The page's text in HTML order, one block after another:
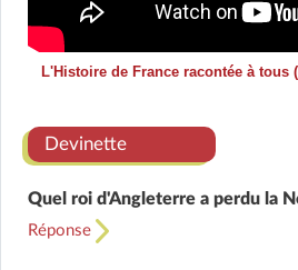
L'Histoire de France racontée à
Devinette
Quel roi d'Angleterre a perdu la
Réponse